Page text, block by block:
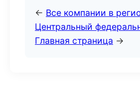
← Все компании в
Центральный
Главная страница →